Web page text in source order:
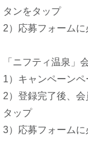
タンをタップ
2）応募フォーム
「ニフティ温泉」
1）キャンペーン
2）登録完了後、
タップ
3）応募フォーム